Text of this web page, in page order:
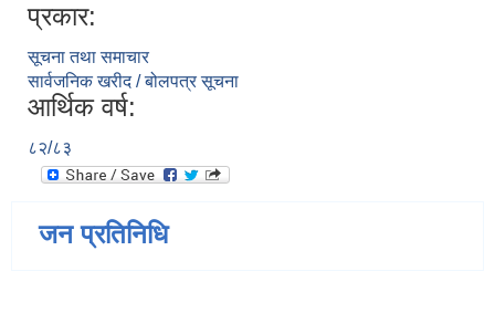
प्रकार:
सूचना तथा समाचार
सार्वजनिक खरीद / बोलपत्र सूचना
आर्थिक वर्ष:
८२/८३
जन प्रतिनिधि